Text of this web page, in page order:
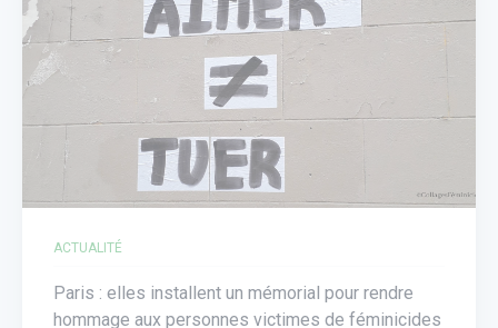
ACTUALITÉ
Paris : elles installent un mémorial pour rendre
hommage aux personnes victimes de féminicides